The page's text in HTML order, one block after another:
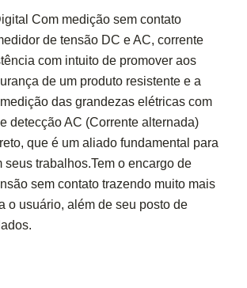
Com medição sem contato
de tensão DC e AC, corrente
com intuito de promover aos
de um produto resistente e a
das grandezas elétricas com
detecção AC (Corrente alternada)
que é um aliado fundamental para
seus trabalhos.Tem o encargo de
sem contato trazendo muito mais
o usuário, além de seu posto de